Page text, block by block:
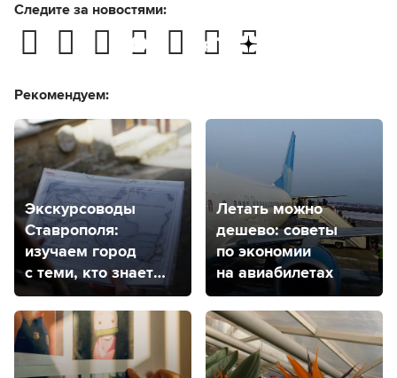
Следите за новостями:
Рекомендуем:
Экскурсоводы
Ставрополя:
изучаем город
с теми, кто знает
его от и до
Летать можно
дешево: советы
по экономии
на авиабилетах